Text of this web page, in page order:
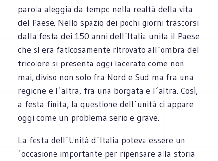
parola aleggia da tempo nella realtà della vita
del Paese. Nello spazio dei pochi giorni trascorsi
dalla festa dei 150 anni dell´Italia unita il Paese
che si era faticosamente ritrovato all´ombra del
tricolore si presenta oggi lacerato come non
mai, diviso non solo fra Nord e Sud ma fra una
regione e l´altra, fra una borgata e l´altra. Così,
a festa finita, la questione dell´unità ci appare
oggi come un problema serio e grave.
La festa dell´Unità d´Italia poteva essere un
´occasione importante per ripensare alla storia